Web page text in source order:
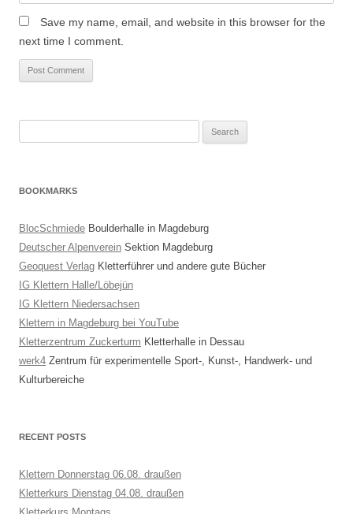
Save my name, email, and website in this browser for the
next time I comment.
BOOKMARKS
BlocSchmiede Boulderhalle in Magdeburg
Deutscher Alpenverein Sektion Magdeburg
Geoquest Verlag Kletterführer und andere gute Bücher
IG Klettern Halle/Löbejün
IG Klettern Niedersachsen
Klettern in Magdeburg bei YouTube
Kletterzentrum Zuckerturm Kletterhalle in Dessau
werk4 Zentrum für experimentelle Sport-, Kunst-, Handwerk- und
Kulturbereiche
RECENT POSTS
Klettern Donnerstag 06.08. draußen
Kletterkurs Dienstag 04.08. draußen